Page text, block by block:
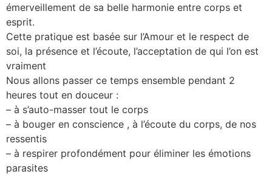
émerveillement de sa belle harmonie entre corps et
esprit.
Cette pratique est basée sur l’Amour et le respect de
soi, la présence et l’écoute, l’acceptation de qui l’on est
vraiment
Nous allons passer ce temps ensemble pendant 2
heures tout en douceur :
– à s’auto-masser tout le corps
– à bouger en conscience , à l’écoute du corps, de nos
ressentis
– à respirer profondément pour éliminer les émotions
parasites